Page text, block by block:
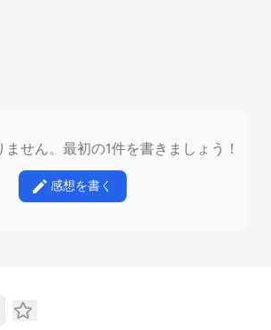
ません。最初の1件を書きましょう！
感想を書く